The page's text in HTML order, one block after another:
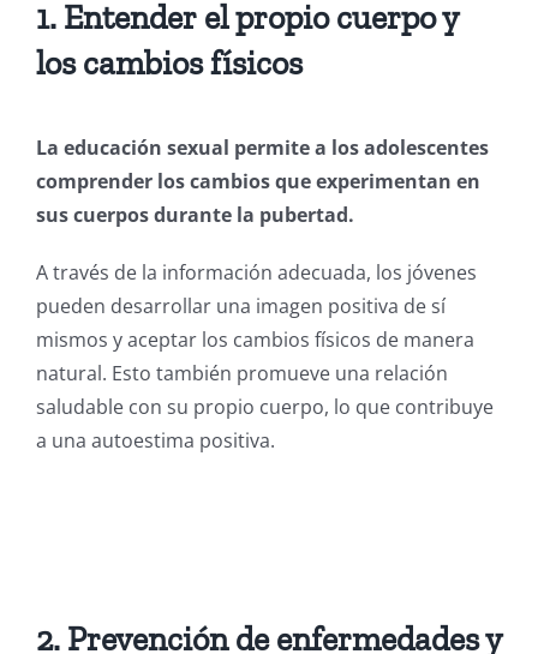
1. Entender el propio cuerpo y
los cambios físicos
La educación sexual permite a los adolescentes
comprender los cambios que experimentan en
sus cuerpos durante la pubertad.
A través de la información adecuada, los jóvenes
pueden desarrollar una imagen positiva de sí
mismos y aceptar los cambios físicos de manera
natural. Esto también promueve una relación
saludable con su propio cuerpo, lo que contribuye
a una autoestima positiva.
2. Prevención de enfermedades y